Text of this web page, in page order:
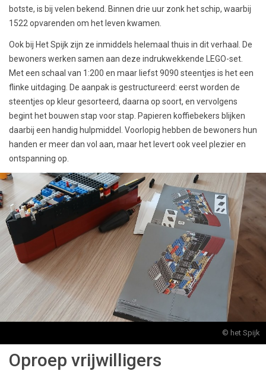
botste, is bij velen bekend. Binnen drie uur zonk het schip, waarbij
1522 opvarenden om het leven kwamen.
Ook bij Het Spijk zijn ze inmiddels helemaal thuis in dit verhaal. De
bewoners werken samen aan deze indrukwekkende LEGO-set.
Met een schaal van 1:200 en maar liefst 9090 steentjes is het een
flinke uitdaging. De aanpak is gestructureerd: eerst worden de
steentjes op kleur gesorteerd, daarna op soort, en vervolgens
begint het bouwen stap voor stap. Papieren koffiebekers blijken
daarbij een handig hulpmiddel. Voorlopig hebben de bewoners hun
handen er meer dan vol aan, maar het levert ook veel plezier en
ontspanning op.
© het Spijk
Oproep vrijwilligers